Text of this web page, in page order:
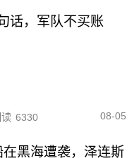
话，军队不买账
6330 08-05
在黑海遭袭，泽连斯